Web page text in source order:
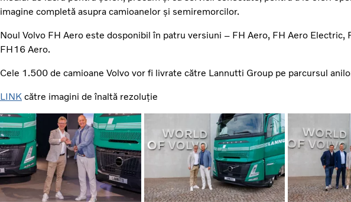
imagine completă asupra camioanelor și semiremorcilor.
Noul Volvo FH Aero este dosponibil în patru versiuni – FH Aero, FH Aero Electric,
FH16 Aero.
Cele 1.500 de camioane Volvo vor fi livrate către Lannutti Group pe parcursul
LINK către imagini de înaltă rezoluție